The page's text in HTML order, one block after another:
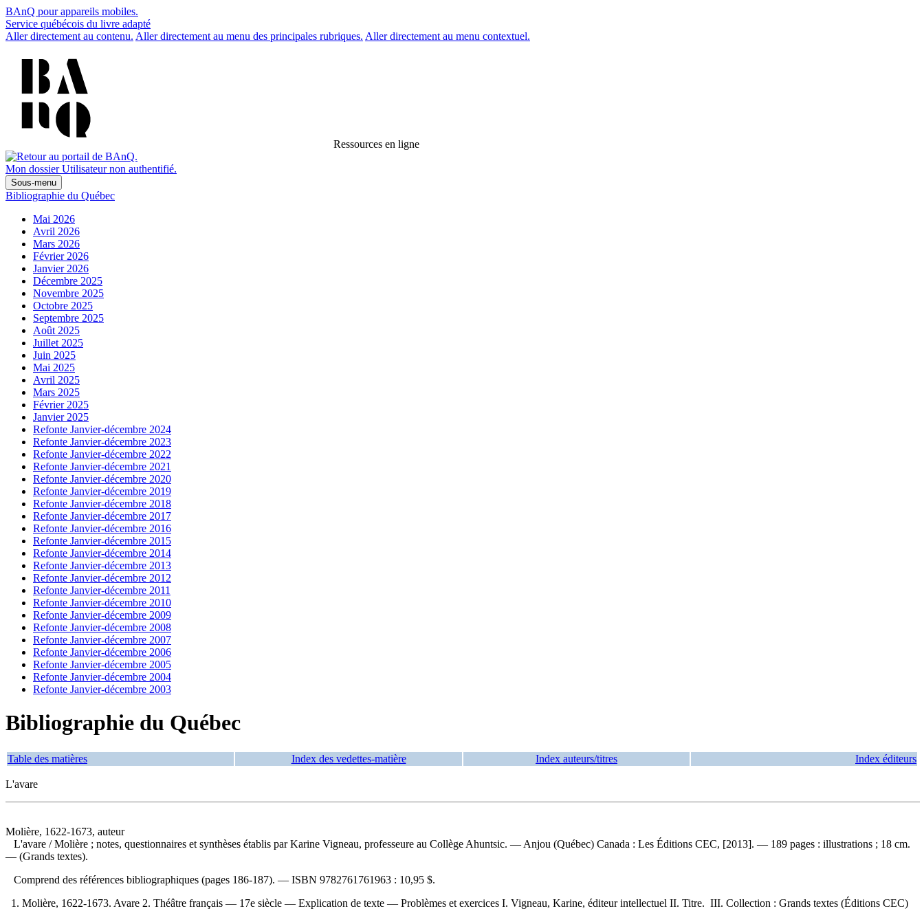
BAnQ pour appareils mobiles.
Service québécois du livre adapté
Aller directement au contenu. Aller directement au menu des principales rubriques. Aller directement au menu contextuel.
Ressources en ligne
Mon dossier Utilisateur non authentifié.
Sous-menu
Bibliographie du Québec
Mai 2026
Avril 2026
Mars 2026
Février 2026
Janvier 2026
Décembre 2025
Novembre 2025
Octobre 2025
Septembre 2025
Août 2025
Juillet 2025
Juin 2025
Mai 2025
Avril 2025
Mars 2025
Février 2025
Janvier 2025
Refonte Janvier-décembre 2024
Refonte Janvier-décembre 2023
Refonte Janvier-décembre 2022
Refonte Janvier-décembre 2021
Refonte Janvier-décembre 2020
Refonte Janvier-décembre 2019
Refonte Janvier-décembre 2018
Refonte Janvier-décembre 2017
Refonte Janvier-décembre 2016
Refonte Janvier-décembre 2015
Refonte Janvier-décembre 2014
Refonte Janvier-décembre 2013
Refonte Janvier-décembre 2012
Refonte Janvier-décembre 2011
Refonte Janvier-décembre 2010
Refonte Janvier-décembre 2009
Refonte Janvier-décembre 2008
Refonte Janvier-décembre 2007
Refonte Janvier-décembre 2006
Refonte Janvier-décembre 2005
Refonte Janvier-décembre 2004
Refonte Janvier-décembre 2003
Bibliographie du Québec
Table des matières Index des vedettes-matière Index auteurs/titres Index éditeurs
L'avare
Molière, 1622-1673, auteur
L'avare / Molière ; notes, questionnaires et synthèses établis par Karine Vigneau, professeure au Collège Ahuntsic. — Anjou (Québec) Canada : Les Éditions CEC, [2013]. — 189 pages : illustrations ; 18 cm.
— (Grands textes).
Comprend des références bibliographiques (pages 186-187). — ISBN 9782761761963 : 10,95 $.
1. Molière, 1622-1673. Avare 2. Théâtre français — 17e siècle — Explication de texte — Problèmes et exercices I. Vigneau, Karine, éditeur intellectuel II. Titre. III. Collection : Grands textes (Éditions CEC)